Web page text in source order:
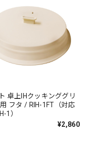
卓上IHクッキンググリ
用 フタ / RIH-1FT（対応
1）
¥2,860